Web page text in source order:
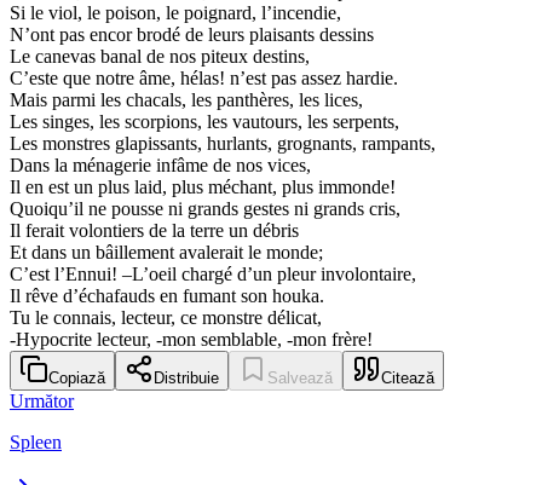
Si le viol, le poison, le poignard, l’incendie,
N’ont pas encor brodé de leurs plaisants dessins
Le canevas banal de nos piteux destins,
C’este que notre âme, hélas! n’est pas assez hardie.
Mais parmi les chacals, les panthères, les lices,
Les singes, les scorpions, les vautours, les serpents,
Les monstres glapissants, hurlants, grognants, rampants,
Dans la ménagerie infâme de nos vices,
Il en est un plus laid, plus méchant, plus immonde!
Quoiqu’il ne pousse ni grands gestes ni grands cris,
Il ferait volontiers de la terre un débris
Et dans un bâillement avalerait le monde;
C’est l’Ennui! –L’oeil chargé d’un pleur involontaire,
Il rêve d’échafauds en fumant son houka.
Tu le connais, lecteur, ce monstre délicat,
-Hypocrite lecteur, -mon semblable, -mon frère!
Copiază Distribuie Salvează Citează
Următor
Spleen